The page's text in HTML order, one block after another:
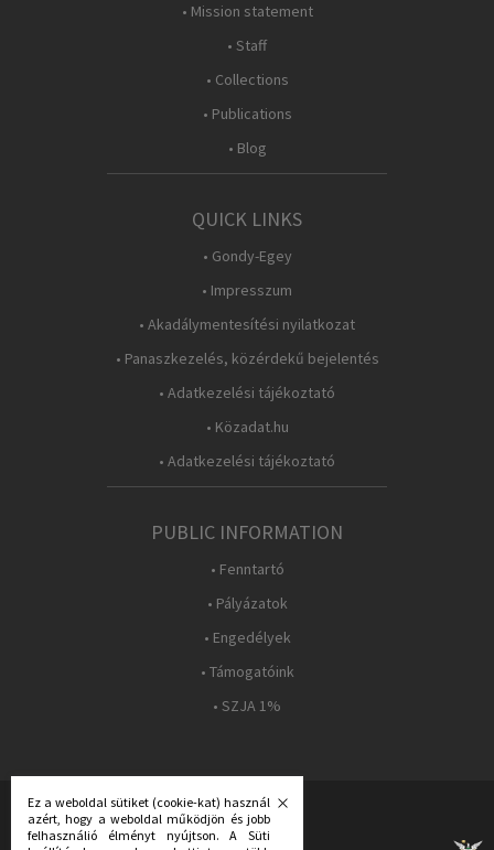
• Mission statement
• Staff
• Collections
• Publications
• Blog
QUICK LINKS
• Gondy-Egey
• Impresszum
• Akadálymentesítési nyilatkozat
• Panaszkezelés, közérdekű bejelentés
• Adatkezelési tájékoztató
• Közadat.hu
• Adatkezelési tájékoztató
PUBLIC INFORMATION
• Fenntartó
• Pályázatok
• Engedélyek
• Támogatóink
• SZJA 1%
FOLLOW US:
Ez a weboldal sütiket (cookie-kat) használ
azért, hogy a weboldal működjön és jobb
felhasználió élményt nyújtson. A Süti